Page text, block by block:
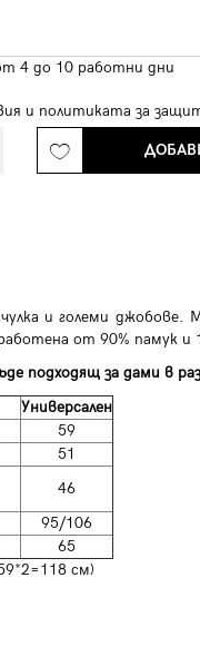
4 до 10 работни дни
и политиката за
и големи
от 90% памук и
подходящ за дами в
Универсален
59
51
46
95/106
65
см)